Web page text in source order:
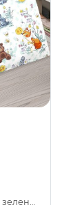
белый, оранжевый, зеленый